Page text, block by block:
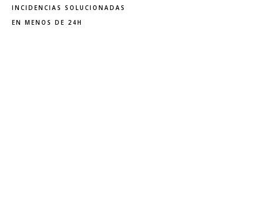
INCIDENCIAS SOLUCIONADAS
EN MENOS DE 24H